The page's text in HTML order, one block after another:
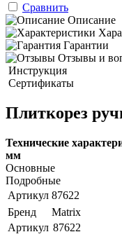
Сравнить
Описание
Гарантии
Отзывы и
Инструкция
Сертификаты
Плиткорез
Технические
мм
Основные
Подробные
Артикул 87622
Бренд
Matrix
Артикул 87622